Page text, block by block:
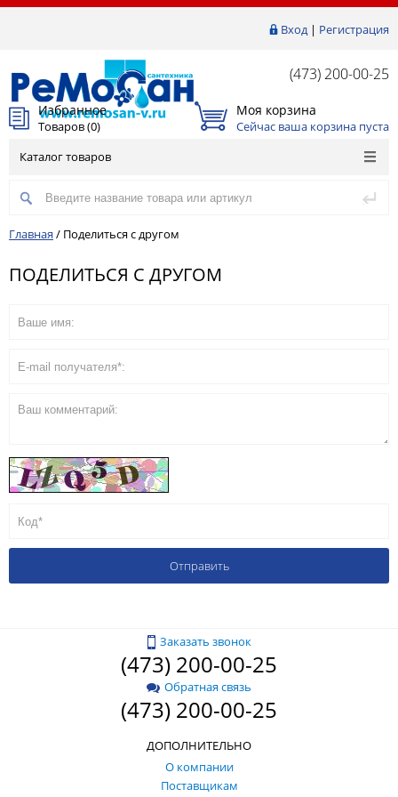
Вход| Регистрация
(473) 200-00-25
Избранное
Товаров (0)
Моя корзина
Сейчас ваша корзина пуста
Каталог товаров
Главная / Поделиться с другом
ПОДЕЛИТЬСЯ С ДРУГОМ
Заказать звонок
(473) 200-00-25
Обратная связь
(473) 200-00-25
ДОПОЛНИТЕЛЬНО
О компании
Поставщикам